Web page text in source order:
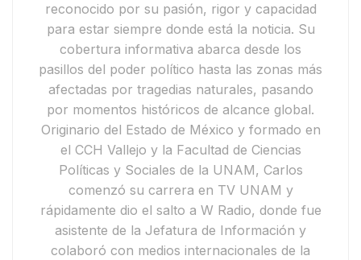
reconocido por su pasión, rigor y capacidad
para estar siempre donde está la noticia. Su
cobertura informativa abarca desde los
pasillos del poder político hasta las zonas más
afectadas por tragedias naturales, pasando
por momentos históricos de alcance global.
Originario del Estado de México y formado en
el CCH Vallejo y la Facultad de Ciencias
Políticas y Sociales de la UNAM, Carlos
comenzó su carrera en TV UNAM y
rápidamente dio el salto a W Radio, donde fue
asistente de la Jefatura de Información y
colaboró con medios internacionales de la